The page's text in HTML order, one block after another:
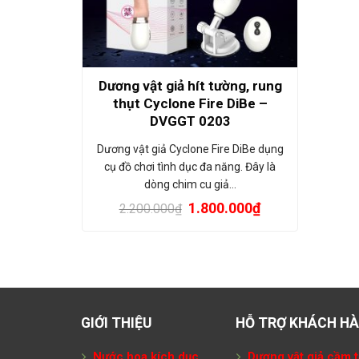
Dương vật giả hít tường, rung
thụt Cyclone Fire DiBe –
DVGGT 0203
Dương vật giả Cyclone Fire DiBe dụng
cụ đồ chơi tình dục đa năng. Đây là
dòng chim cu giả…
2.200.000₫ 1.800.000₫
GIỚI THIỆU HỖ TRỢ KHÁCH